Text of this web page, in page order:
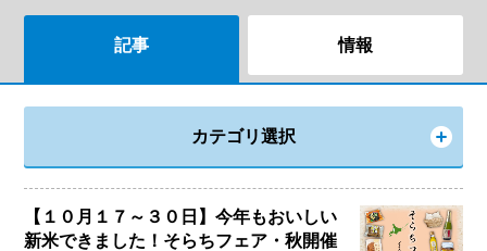
記事 情報
カテゴリ選択
【１０月１７～３０日】今年もおいしい
新米できました！そらちフェア・秋開催